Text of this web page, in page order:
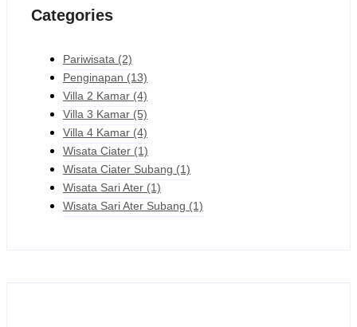
Categories
Pariwisata (2)
Penginapan (13)
Villa 2 Kamar (4)
Villa 3 Kamar (5)
Villa 4 Kamar (4)
Wisata Ciater (1)
Wisata Ciater Subang (1)
Wisata Sari Ater (1)
Wisata Sari Ater Subang (1)